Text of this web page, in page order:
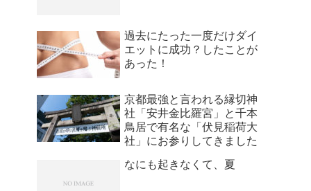
過去にたった一度だけダイ
エットに成功？したことが
あった！
京都最強と言われる縁切神
社「安井金比羅宮」と千本
鳥居で有名な「伏見稲荷大
社」にお参りしてきました
なにも起きなくて、夏